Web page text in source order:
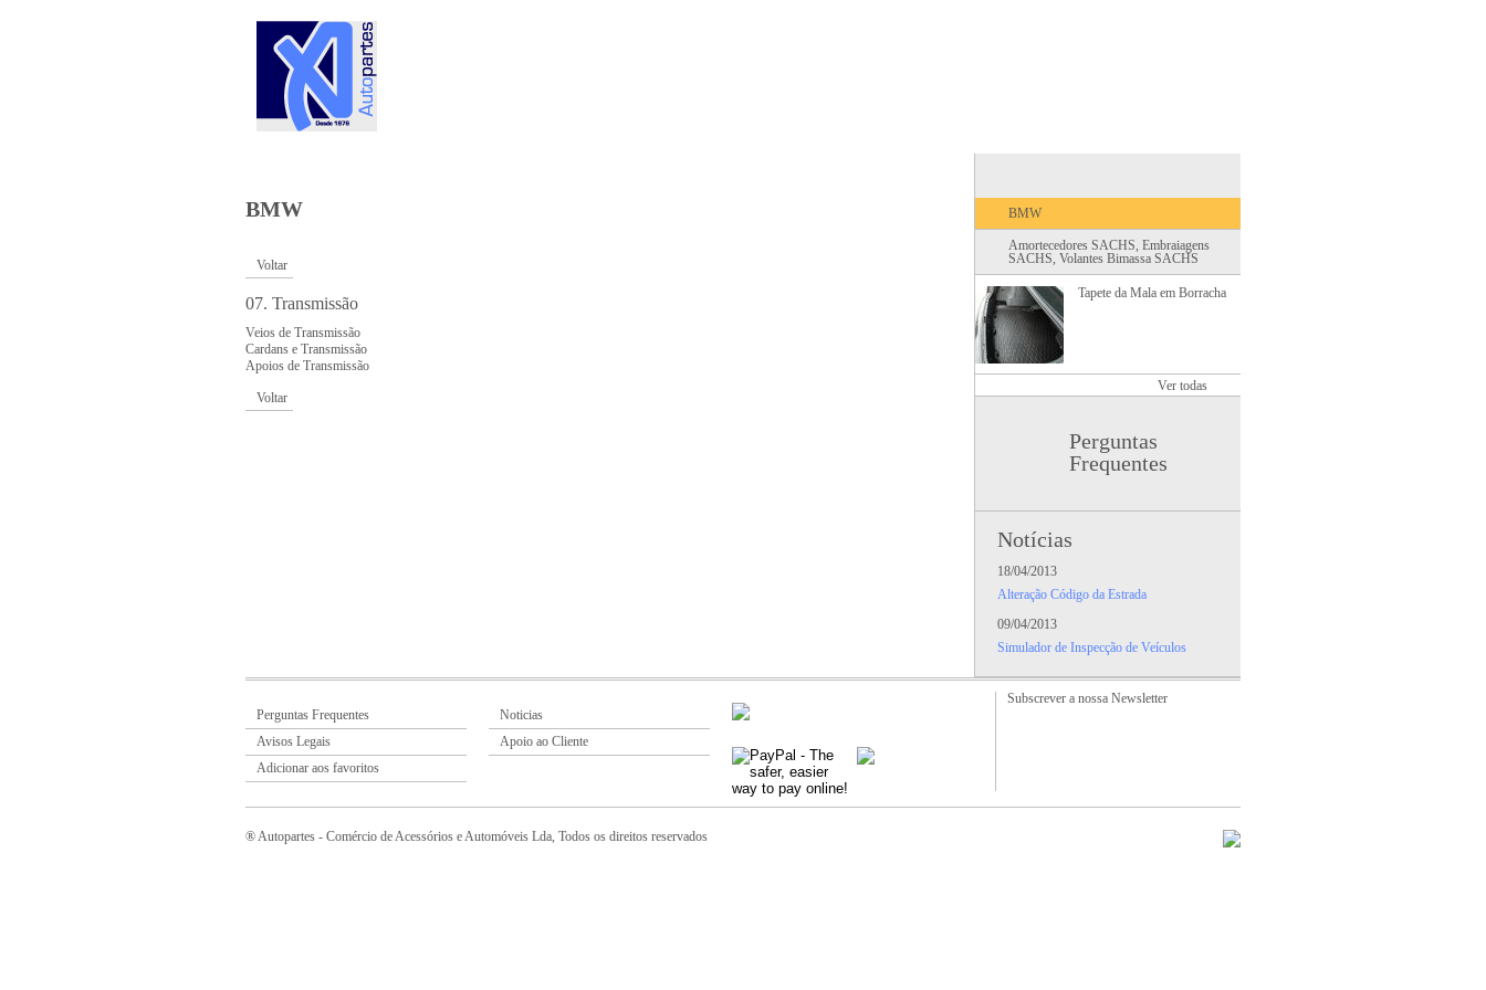
BMW
Voltar
07. Transmissão
Veios de Transmissão
Cardans e Transmissão
Apoios de Transmissão
Voltar
BMW
Amortecedores SACHS, Embraiagens
SACHS, Volantes Bimassa SACHS
Tapete da Mala em Borracha
Volante de Direcção
Tampa da Mala
Jogo de Amortecedores
Ver todas
Perguntas
Frequentes
Notícias
18/04/2013
Alteração Código da Estrada
09/04/2013
Simulador de Inspecção de Veículos
Perguntas Frequentes
Noticias
Avisos Legais
Apoio ao Cliente
Adicionar aos favoritos
Subscrever a nossa Newsletter
® Autopartes - Comércio de Acessórios e Automóveis Lda, Todos os direitos reservados